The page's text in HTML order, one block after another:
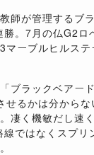
師が管理するブ
。7月の仏G2ロ
マーブルヒルス
ブラックベアー
せるかは分から
凄く機敏だし速
ではなくスプリ